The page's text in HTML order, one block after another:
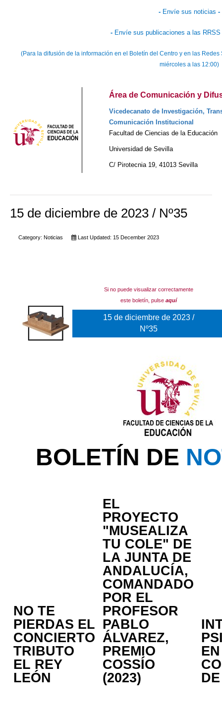
- Envíe sus noticias -
- Envíe sus publicaciones a las
(Para la difusión de la información en el Boletín del Centro y en las
miércoles a las 12:00)
Área de Comunicación y
Vicedecanato de Investigación,
Comunicación Institucional
Facultad de Ciencias de la Educación
Universidad de Sevilla
C/ Pirotecnia 19, 41013 Sevilla
15 de diciembre de 2023 / Nº35
Category: Noticias Last Updated: 15 December 2023
Si no puede visualizar correctamente
este boletín, pulse aquí
15 de diciembre de 2023 /
Nº35
BOLETÍN DE
NO TE
PIERDAS EL
CONCIERTO
TRIBUTO
EL REY
LEÓN
EL
PROYECTO
"MUSEALIZA
TU COLE" DE
LA JUNTA DE
ANDALUCÍA,
COMANDADO
POR EL
PROFESOR
PABLO
ÁLVAREZ,
PREMIO
COSSÍO
(2023)
EN